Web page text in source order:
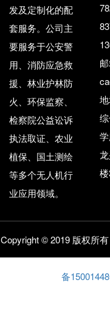
发及定制化的配
套服务。公司主
要服务于公安警
用、消防应急救
援、林业护林防
火、环保监察、
检察院公益讼诉
执法取证、农业
植保、国土测绘
等多个无人机行
业应用领域。
Copyright © 2019 版权所
备